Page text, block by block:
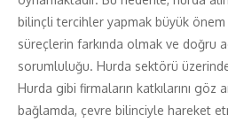
bilinçli tercihler yapmak büyük önem
süreçlerin farkında olmak ve doğru
sorumluluğu. Hurda sektörü
Hurda gibi firmaların katkılarını göz
bağlamda, çevre bilinciyle hareket